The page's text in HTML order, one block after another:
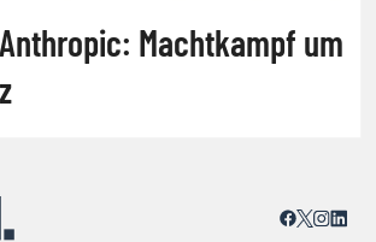
Machtkampf um